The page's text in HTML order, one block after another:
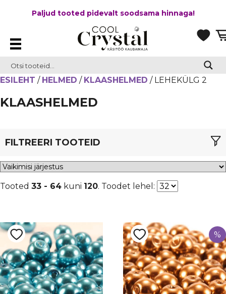
Paljud tooted pidevalt soodsama hinnaga!
ESILEHT / HELMED / KLAASHELMED / LEHEKÜLG 2
KLAASHELMED
FILTREERI TOOTEID
VÄRV
briolette(21)
kuubik(4)
lapik(1)
muu(1)
ovaal(3)
rondelle(14)
KATEGOORIAD
Helmed(120)
[+]
Jõulud(2)
Ehete osad(1) [+]
SAADAVUS
Laos(106)
Otsas(14)
Tooted 33 - 64 kuni 120. Toodet lehel:
%